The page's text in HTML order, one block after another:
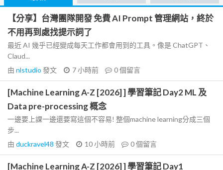
【分享】台灣團隊開發 免費 AI Prompt 管理網站，終於
不用再到處找提示詞了
最近 AI 幾乎已經變成每天工作都會用到的工具。像是 ChatGPT、
Claud...
由 nlstudio 發文 7 小時前 0個留言
[Machine Learning A-Z [2026] ] 學習筆記 Day2 ML 及
Data pre-processing 概念
一邊要上課一邊還要寫這個不容易! 整個machine learning分成三個
步...
由 duckravel48 發文 10 小時前 0個留言
[Machine Learning A-Z [2026] ] 學習筆記 Day1